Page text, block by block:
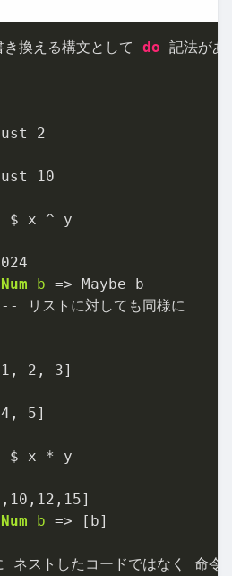
き換える構⽂として do 記法があ
2
10
$ x ^ y
Num b => Maybe b
ストに対しても同様に
1 , 2 , 3]
4 , 5]
$ x * y
, 10 , 12 , 15]
Num b => [b]
ネストしたコードではなく 命令